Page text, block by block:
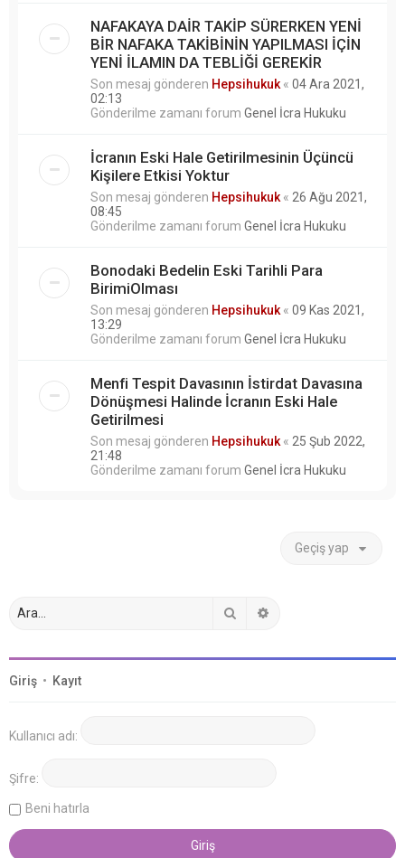
NAFAKAYA DAİR TAKİP SÜRERKEN YENİ
BİR NAFAKA TAKİBİNİN YAPILMASI İÇİN
YENİ İLAMIN DA TEBLİĞİ GEREKİR
Son mesaj gönderen Hepsihukuk « 04 Ara 2021,
02:13
Gönderilme zamanı forum Genel İcra Hukuku
İcranın Eski Hale Getirilmesinin Üçüncü
Kişilere Etkisi Yoktur
Son mesaj gönderen Hepsihukuk « 26 Ağu 2021,
08:45
Gönderilme zamanı forum Genel İcra Hukuku
Bonodaki Bedelin Eski Tarihli Para
BirimiOlması
Son mesaj gönderen Hepsihukuk « 09 Kas 2021,
13:29
Gönderilme zamanı forum Genel İcra Hukuku
Menfi Tespit Davasının İstirdat Davasına
Dönüşmesi Halinde İcranın Eski Hale
Getirilmesi
Son mesaj gönderen Hepsihukuk « 25 Şub 2022,
21:48
Gönderilme zamanı forum Genel İcra Hukuku
Geçiş yap
Giriş • Kayıt
Kullanıcı adı:
Şifre:
Beni hatırla